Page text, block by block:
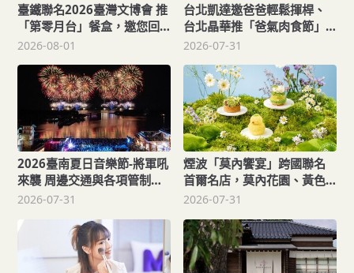
臺鐵聯名2026臺灣文博會 推
「第零月台」餐盒，邀您回
歸初心品美味！
2026-08-01
台北凱達邀爸爸輕鬆揮桿、
台北晶華推「爸氣肉食節」
邀您一起歡度父親節
2026-07-31
2026臺南夏日音樂節-將軍吼
來襲 周邊交通與各項管制措
施懶人包全攻略！
2026-07-31
煙波「莫內饗宴」跨國聯名
首爾名店，莫內花園、黃色
小鴨超萌 福朋喜來登麵包坊
2026-07-31